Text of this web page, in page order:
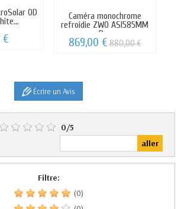
OD
€
Caméra monochrome
refroidie ZWO ASI585MM
Pro
869,00 €880,00 €
Écrire un Avis
0/5
Filtre:
(0)